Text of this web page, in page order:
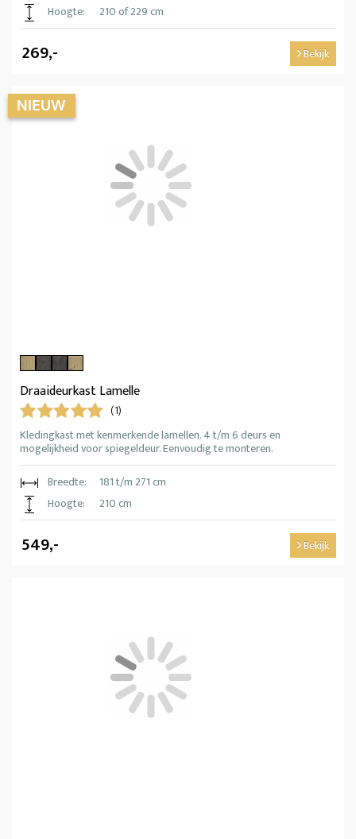
Hoogte:
210 of 229 cm
269,- Bekijk
Draaideurkast Lamelle
(1)
Kledingkast met kenmerkende lamellen. 4 t/m 6 deurs en
mogelijkheid voor spiegeldeur. Eenvoudig te monteren.
Breedte:
181 t/m 271 cm
Hoogte:
210 cm
549,- Bekijk